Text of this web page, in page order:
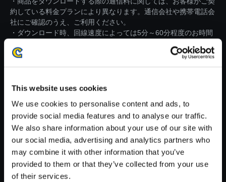
This website uses cookies
We use cookies to personalise content and ads, to
provide social media features and to analyse our traffic.
We also share information about your use of our site with
our social media, advertising and analytics partners who
may combine it with other information that you’ve
provided to them or that they’ve collected from your use
of their services.
約している料金プランにより異なります。通信会社や携帯電話会
社にご確認のうえ、ご利用ください。
・ダウンロード時、回線速度によっては5分～60分程度のお時間
※ご購入いただいたファイルのダウンロードの際には、通信環境
【単曲】ブレス オブ ファイア2
サウンドコレクション 致死量
150円